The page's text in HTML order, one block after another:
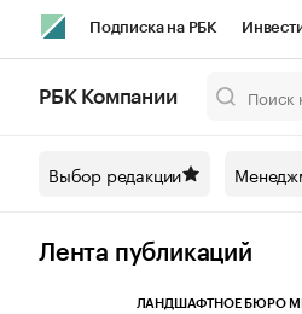
Подписка на РБК
Спецпроекты СПб
Технологии и медиа
РБК Компании
Выбор редакции
Лента публикаций
ЛАНДШАФТНОЕ БЮРО